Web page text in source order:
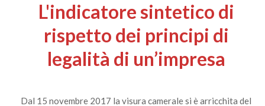
L'indicatore sintetico di
rispetto dei principi di
legalità di un’impresa
Dal 15 novembre 2017 la visura camerale si è arricchita del